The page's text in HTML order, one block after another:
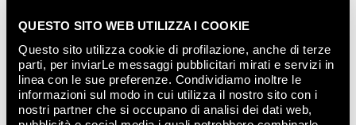
QUESTO SITO WEB UTILIZZA I COOKIE
Questo sito utilizza cookie di profilazione, anche di terze
parti, per inviarLe messaggi pubblicitari mirati e servizi in
linea con le sue preferenze. Condividiamo inoltre le
informazioni sul modo in cui utilizza il nostro sito con i
nostri partner che si occupano di analisi dei dati web,
hingegen sind perfekte Reproduktionen eines
natürlichen Elements.»
Gibt es einen roten Faden, der sie
verbindet?